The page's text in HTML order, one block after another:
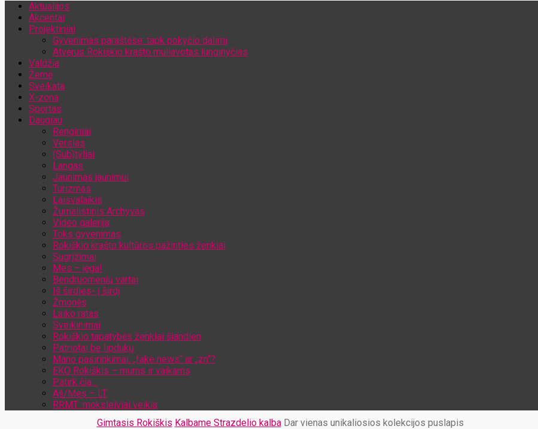
Aktualijos
Akcentai
Projektiniai
Gyvenimas paraštėse: tapk pokyčio dalimi
Atvėrus Rokiškio krašto muliavotas lunginyčias
Valdžia
Žemė
Sveikata
X-zona
Sportas
Daugiau
Renginiai
Verslas
(Sub)tyliai
Langas
Jaunimas jaunimui
Turizmas
Laisvalaikis
Žurnalistinis Archyvas
Video galerija
Toks gyvenimas
Rokiškio krašto kultūros pažinties ženklai
Sugrįžimai
Mes – jėga!
Bendruomenių vartai
Iš širdies- į širdį
Žmonės
Laiko ratas
Sveikinimai
Rokiškio tapatybės ženklai šiandien
Patriotai be lipdukų
Mano pasirinkimai: „fake news“ ar „zn“?
EKO Rokiškis – mums ir vaikams
Patirk čia…
Aš/Mes – LT
RRMT: moksleiviai veikia
Gimtasis Rokiškis Kalbame Strazdelio kalba Dar vienas unikaliosios kolekcijos puslapis